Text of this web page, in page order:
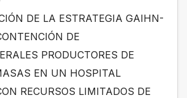
CON
LIMITADOS DE
DE LA ESTRATEGIA GAIHN-
DE
PRODUCTORES DE
EN UN HOSPITAL
RECURSOS LIMITADOS DE